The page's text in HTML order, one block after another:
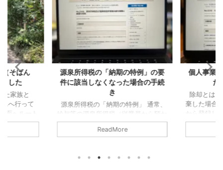
そばん
した
家族と
へ行って
へルート
ろうという
源泉所得税の「納期の特例」の要
件に該当しなくなった場合の手続
き
源泉所得税の「納期の特例」 通常、
給与等の源泉所得税（従業員から預か
った所得税）は、預かった翌月10日ま
でに納付するのが原則となっていま
ら、基本的には毎月10日までに納めな
ReadMore
個人事業
た
除却とは
棄した場合
から登録し
必要となり